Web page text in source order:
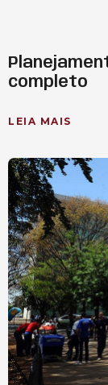
completo
LEIA MAIS